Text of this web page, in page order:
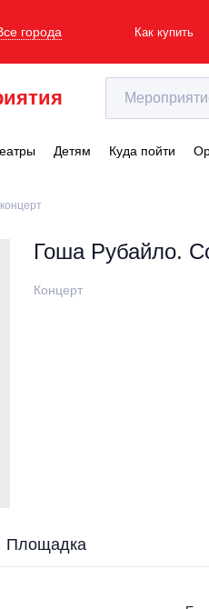
города Как купить
Детям Куда пойти
Гоша Рубайло.
Концерт
Площадка